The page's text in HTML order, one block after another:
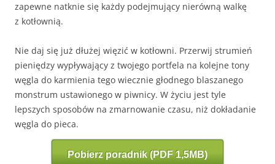
zapewne natknie się każdy podejmujący nierówną walkę
z kotłownią.
Nie daj się już dłużej więzić w kotłowni. Przerwij strumień
pieniędzy wypływający z twojego portfela na kolejne tony
węgla do karmienia tego wiecznie głodnego blaszanego
monstrum ustawionego w piwnicy. W życiu jest tyle
lepszych sposobów na zmarnowanie czasu, niż dokładanie
węgla do pieca.
Pobierz poradnik (PDF 1,5MB)